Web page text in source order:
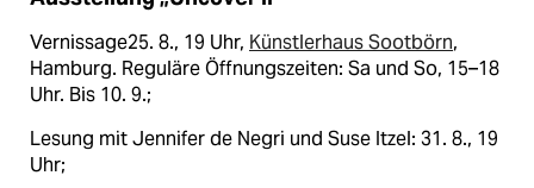
Vernissage25. 8., 19 Uhr, Künstlerhaus Sootbörn,
Hamburg. Reguläre Öffnungszeiten: Sa und So, 15–18
Uhr. Bis 10. 9.;
Lesung mit Jennifer de Negri und Suse Itzel: 31. 8., 19
Uhr;